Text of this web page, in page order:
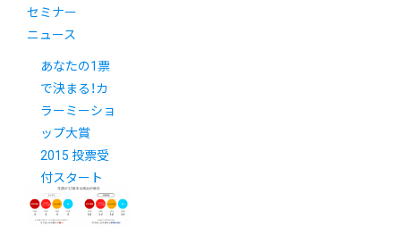
セミナー
ニュース
あなたの1票
で決まる！カ
ラーミーショ
ップ大賞
2015 投票受
付スタート